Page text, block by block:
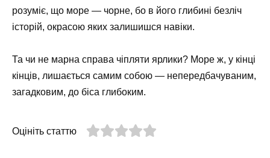
розуміє, що море — чорне, бо в його глибині безліч
історій, окрасою яких залишишся навіки.
Та чи не марна справа чіпляти ярлики? Море ж, у кінці
кінців, лишається самим собою — непередбачуваним,
загадковим, до біса глибоким.
Оцініть статтю